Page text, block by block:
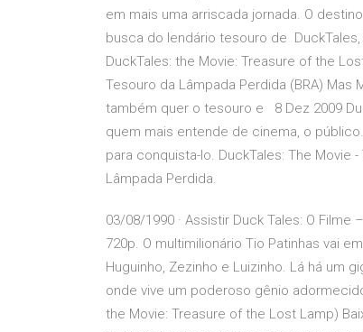
em mais uma arriscada jornada. O
busca do lendário tesouro de DuckTales,
DuckTales: the Movie: Treasure of the
Tesouro da Lâmpada Perdida (BRA)
também quer o tesouro e 8 Dez 2009
quem mais entende de cinema, o
para conquista-lo. DuckTales: The Movie
Lâmpada Perdida.
03/08/1990 · Assistir Duck Tales: O
720p. O multimilionário Tio Patinhas vai
Huguinho, Zezinho e Luizinho. Lá há um
onde vive um poderoso gênio
the Movie: Treasure of the Lost Lamp)